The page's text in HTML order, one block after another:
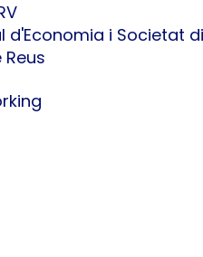
d'Economia i Societat